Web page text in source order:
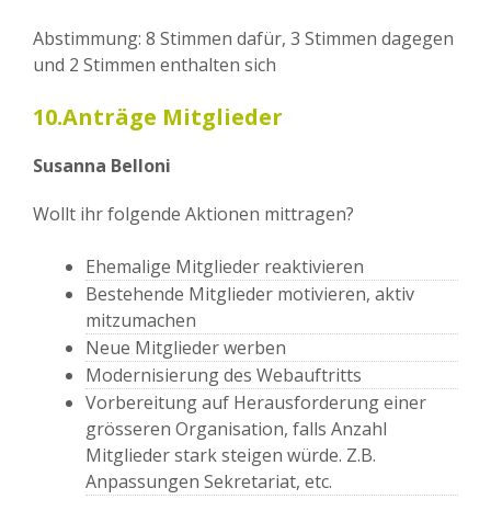
Abstimmung: 8 Stimmen dafür, 3 Stimmen dagegen
und 2 Stimmen enthalten sich
10.Anträge Mitglieder
Susanna Belloni
Wollt ihr folgende Aktionen mittragen?
Ehemalige Mitglieder reaktivieren
Bestehende Mitglieder motivieren, aktiv
mitzumachen
Neue Mitglieder werben
Modernisierung des Webauftritts
Vorbereitung auf Herausforderung einer
grösseren Organisation, falls Anzahl
Mitglieder stark steigen würde. Z.B.
Anpassungen Sekretariat, etc.